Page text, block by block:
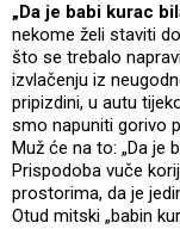
„Da je babi kurac
nekome želi staviti
što se trebalo
izvlačenju iz
pripizdini, u autu
smo napuniti gorivo
Muž će na to: „Da je
Prispodoba vuče
prostorima, da je
Otud mitski „babin